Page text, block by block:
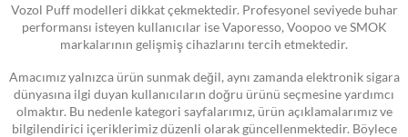
Vozol Puff modelleri dikkat çekmektedir. Profesyonel seviyede buhar
performansı isteyen kullanıcılar ise Vaporesso, Voopoo ve SMOK
markalarının gelişmiş cihazlarını tercih etmektedir.
Amacımız yalnızca ürün sunmak değil, aynı zamanda elektronik sigara
dünyasına ilgi duyan kullanıcıların doğru ürünü seçmesine yardımcı
olmaktır. Bu nedenle kategori sayfalarımız, ürün açıklamalarımız ve
bilgilendirici içeriklerimiz düzenli olarak güncellenmektedir. Böylece